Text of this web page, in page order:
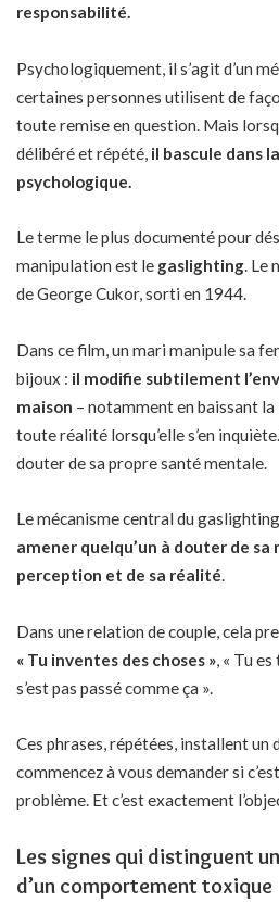
responsabilité.
Psychologiquement, il s’agit d’un
certaines personnes utilisent de
toute remise en question. Mais
délibéré et répété, il bascule dans
psychologique.
Le terme le plus documenté pour
manipulation est le gaslighting. Le
de George Cukor, sorti en 1944.
Dans ce film, un mari manipule sa
bijoux : il modifie subtilement
maison – notamment en baissant
toute réalité lorsqu’elle s’en
douter de sa propre santé mentale.
Le mécanisme central du
amener quelqu’un à douter de sa
perception et de sa réalité.
Dans une relation de couple, cela
« Tu inventes des choses » , « Tu
s’est pas passé comme ça ».
Ces phrases, répétées, installent un
commencez à vous demander si
problème. Et c’est exactement
Les signes qui distinguent
d’un comportement toxique